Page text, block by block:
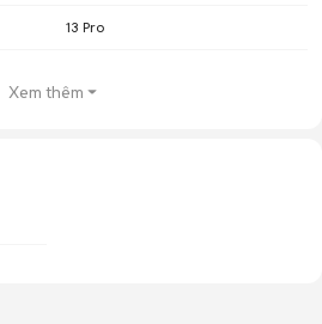
13 Pro
Xem thêm